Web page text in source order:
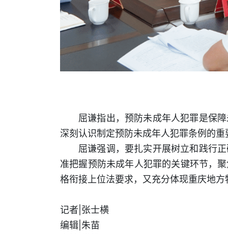
屈谦指出，预防未成年人犯罪是保
深刻认识制定预防未成年人犯罪条例的
屈谦强调，要扎实开展树立和践行
准把握预防未成年人犯罪的关键环节，
格衔接上位法要求，又充分体现重庆地
记者|张士横
编辑|朱苗